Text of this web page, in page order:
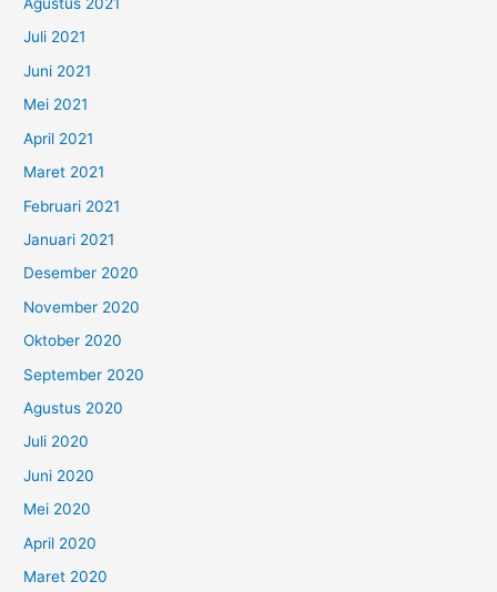
Juli 2021
Juni 2021
Mei 2021
April 2021
Maret 2021
Februari 2021
Januari 2021
Desember 2020
November 2020
Oktober 2020
September 2020
Agustus 2020
Juli 2020
Juni 2020
Mei 2020
April 2020
Maret 2020